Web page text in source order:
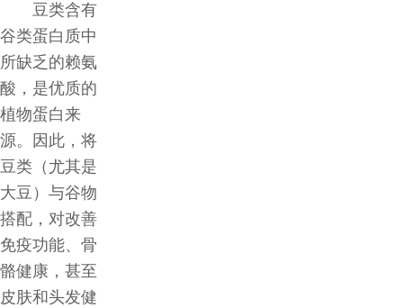
豆类含有
谷类蛋白质中
所缺乏的赖氨
酸，是优质的
植物蛋白来
源。因此，将
豆类（尤其是
大豆）与谷物
搭配，对改善
免疫功能、骨
骼健康，甚至
皮肤和头发健